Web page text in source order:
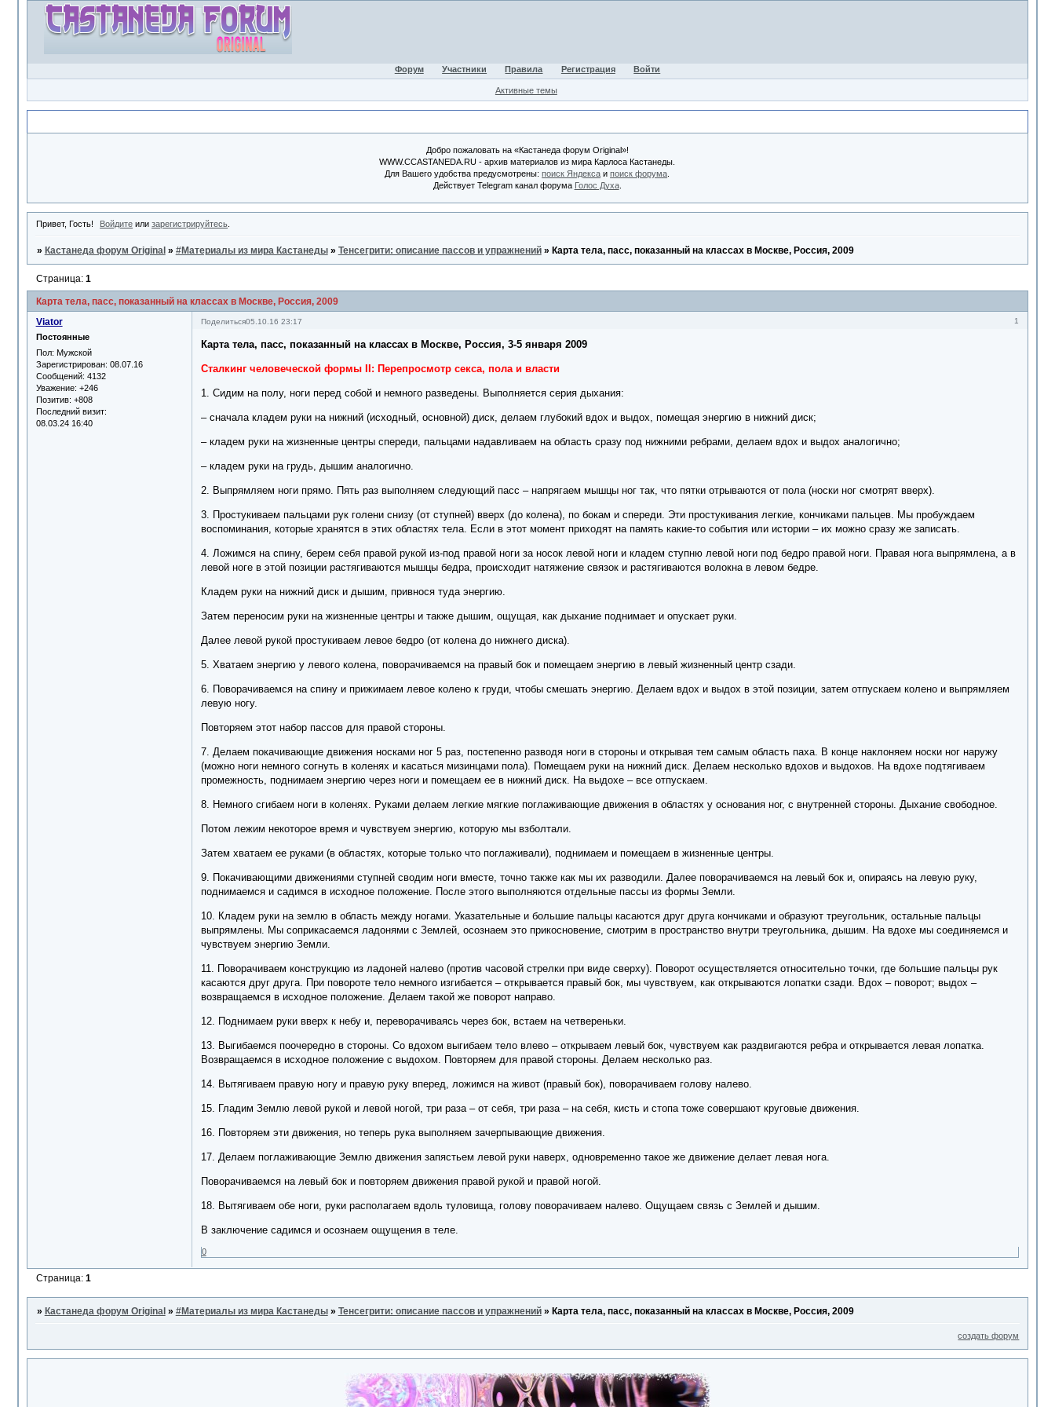
Форум Участники Правила Регистрация Войти
Активные темы
Добро пожаловать на «Кастанеда форум Original»!
WWW.CCASTANEDA.RU - архив материалов из мира Карлоса Кастанеды.
Для Вашего удобства предусмотрены:поиск Яндекса ипоиск форума
Действует Telegram канал форума Голос Духа.
Привет, Гость! Войдите илизарегистрируйтесь
» Кастанеда форум Original » #Материалы из мира Кастанеды » Тенсегрити: описание пассов и упражнений » Карта тела, пасс, показанный на классах в Москве, Россия, 2009
Карта тела, пасс, показанный на классах в Москве, Россия, 2009
Страница: 1
Поделиться 1
05.10.16 23:17
Viator
Постоянные
Пол: Мужской
Зарегистрирован: 08.07.16
Сообщений: 4132
Уважение: +246
Позитив: +808
Последний визит:
08.03.24 16:40
Карта тела, пасс, показанный на классах в Москве, Россия, 3-5 января 2009
Сталкинг человеческой формы II: Перепросмотр секса, пола и власти
1. Сидим на полу, ноги перед собой и немного разведены. Выполняется серия дыхания:
– сначала кладем руки на нижний (исходный, основной) диск, делаем глубокий вдох и выдох, помещая энергию в нижний диск;
– кладем руки на жизненные центры спереди, пальцами надавливаем на область сразу под нижними ребрами, делаем вдох и выдох аналогично;
– кладем руки на грудь, дышим аналогично.
2. Выпрямляем ноги прямо. Пять раз выполняем следующий пасс – напрягаем мышцы ног так, что пятки отрываются от пола (носки ног смотрят вверх).
3. Простукиваем пальцами рук голени снизу (от ступней) вверх (до колена), по бокам и спереди. Эти простукивания легкие, кончиками пальцев. Мы пробуждаем
воспоминания, которые хранятся в этих областях тела. Если в этот момент приходят на память какие-то события или истории – их можно сразу же записать.
4. Ложимся на спину, берем себя правой рукой из-под правой ноги за носок левой ноги и кладем ступню левой ноги под бедро правой ноги. Правая нога выпрямлена, а в
левой ноге в этой позиции растягиваются мышцы бедра, происходит натяжение связок и растягиваются волокна в левом бедре.
Кладем руки на нижний диск и дышим, привнося туда энергию.
Затем переносим руки на жизненные центры и также дышим, ощущая, как дыхание поднимает и опускает руки.
Далее левой рукой простукиваем левое бедро (от колена до нижнего диска).
5. Хватаем энергию у левого колена, поворачиваемся на правый бок и помещаем энергию в левый жизненный центр сзади.
6. Поворачиваемся на спину и прижимаем левое колено к груди, чтобы смешать энергию. Делаем вдох и выдох в этой позиции, затем отпускаем колено и выпрямляем
левую ногу.
Повторяем этот набор пассов для правой стороны.
7. Делаем покачивающие движения носками ног 5 раз, постепенно разводя ноги в стороны и открывая тем самым область паха. В конце наклоняем носки ног наружу
(можно ноги немного согнуть в коленях и касаться мизинцами пола). Помещаем руки на нижний диск. Делаем несколько вдохов и выдохов. На вдохе подтягиваем
промежность, поднимаем энергию через ноги и помещаем ее в нижний диск. На выдохе – все отпускаем.
8. Немного сгибаем ноги в коленях. Руками делаем легкие мягкие поглаживающие движения в областях у основания ног, с внутренней стороны. Дыхание свободное.
Потом лежим некоторое время и чувствуем энергию, которую мы взболтали.
Затем хватаем ее руками (в областях, которые только что поглаживали), поднимаем и помещаем в жизненные центры.
9. Покачивающими движениями ступней сводим ноги вместе, точно также как мы их разводили. Далее поворачиваемся на левый бок и, опираясь на левую руку,
поднимаемся и садимся в исходное положение. После этого выполняются отдельные пассы из формы Земли.
10. Кладем руки на землю в область между ногами. Указательные и большие пальцы касаются друг друга кончиками и образуют треугольник, остальные пальцы
выпрямлены. Мы соприкасаемся ладонями с Землей, осознаем это прикосновение, смотрим в пространство внутри треугольника, дышим. На вдохе мы соединяемся и
чувствуем энергию Земли.
11. Поворачиваем конструкцию из ладоней налево (против часовой стрелки при виде сверху). Поворот осуществляется относительно точки, где большие пальцы рук
касаются друг друга. При повороте тело немного изгибается – открывается правый бок, мы чувствуем, как открываются лопатки сзади. Вдох – поворот; выдох –
возвращаемся в исходное положение. Делаем такой же поворот направо.
12. Поднимаем руки вверх к небу и, переворачиваясь через бок, встаем на четвереньки.
13. Выгибаемся поочередно в стороны. Со вдохом выгибаем тело влево – открываем левый бок, чувствуем как раздвигаются ребра и открывается левая лопатка.
Возвращаемся в исходное положение с выдохом. Повторяем для правой стороны. Делаем несколько раз.
14. Вытягиваем правую ногу и правую руку вперед, ложимся на живот (правый бок), поворачиваем голову налево.
15. Гладим Землю левой рукой и левой ногой, три раза – от себя, три раза – на себя, кисть и стопа тоже совершают круговые движения.
16. Повторяем эти движения, но теперь рука выполняем зачерпывающие движения.
17. Делаем поглаживающие Землю движения запястьем левой руки наверх, одновременно такое же движение делает левая нога.
Поворачиваемся на левый бок и повторяем движения правой рукой и правой ногой.
18. Вытягиваем обе ноги, руки располагаем вдоль туловища, голову поворачиваем налево. Ощущаем связь с Землей и дышим.
В заключение садимся и осознаем ощущения в теле.
0
Страница: 1
» Кастанеда форум Original » #Материалы из мира Кастанеды » Тенсегрити: описание пассов и упражнений » Карта тела, пасс, показанный на классах в Москве, Россия, 2009
создать форум